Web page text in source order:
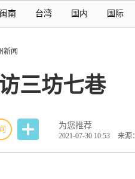
闽南 台湾 国内 国际
新闻
三坊七巷
为您推荐
2021-07-30 10:53 来源